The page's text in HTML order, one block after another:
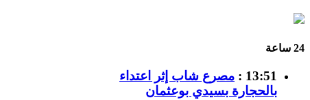
24 ساعة
13:51 :
مصرع شاب إثر اعتداء
بالحجارة بسيدي بوعثمان